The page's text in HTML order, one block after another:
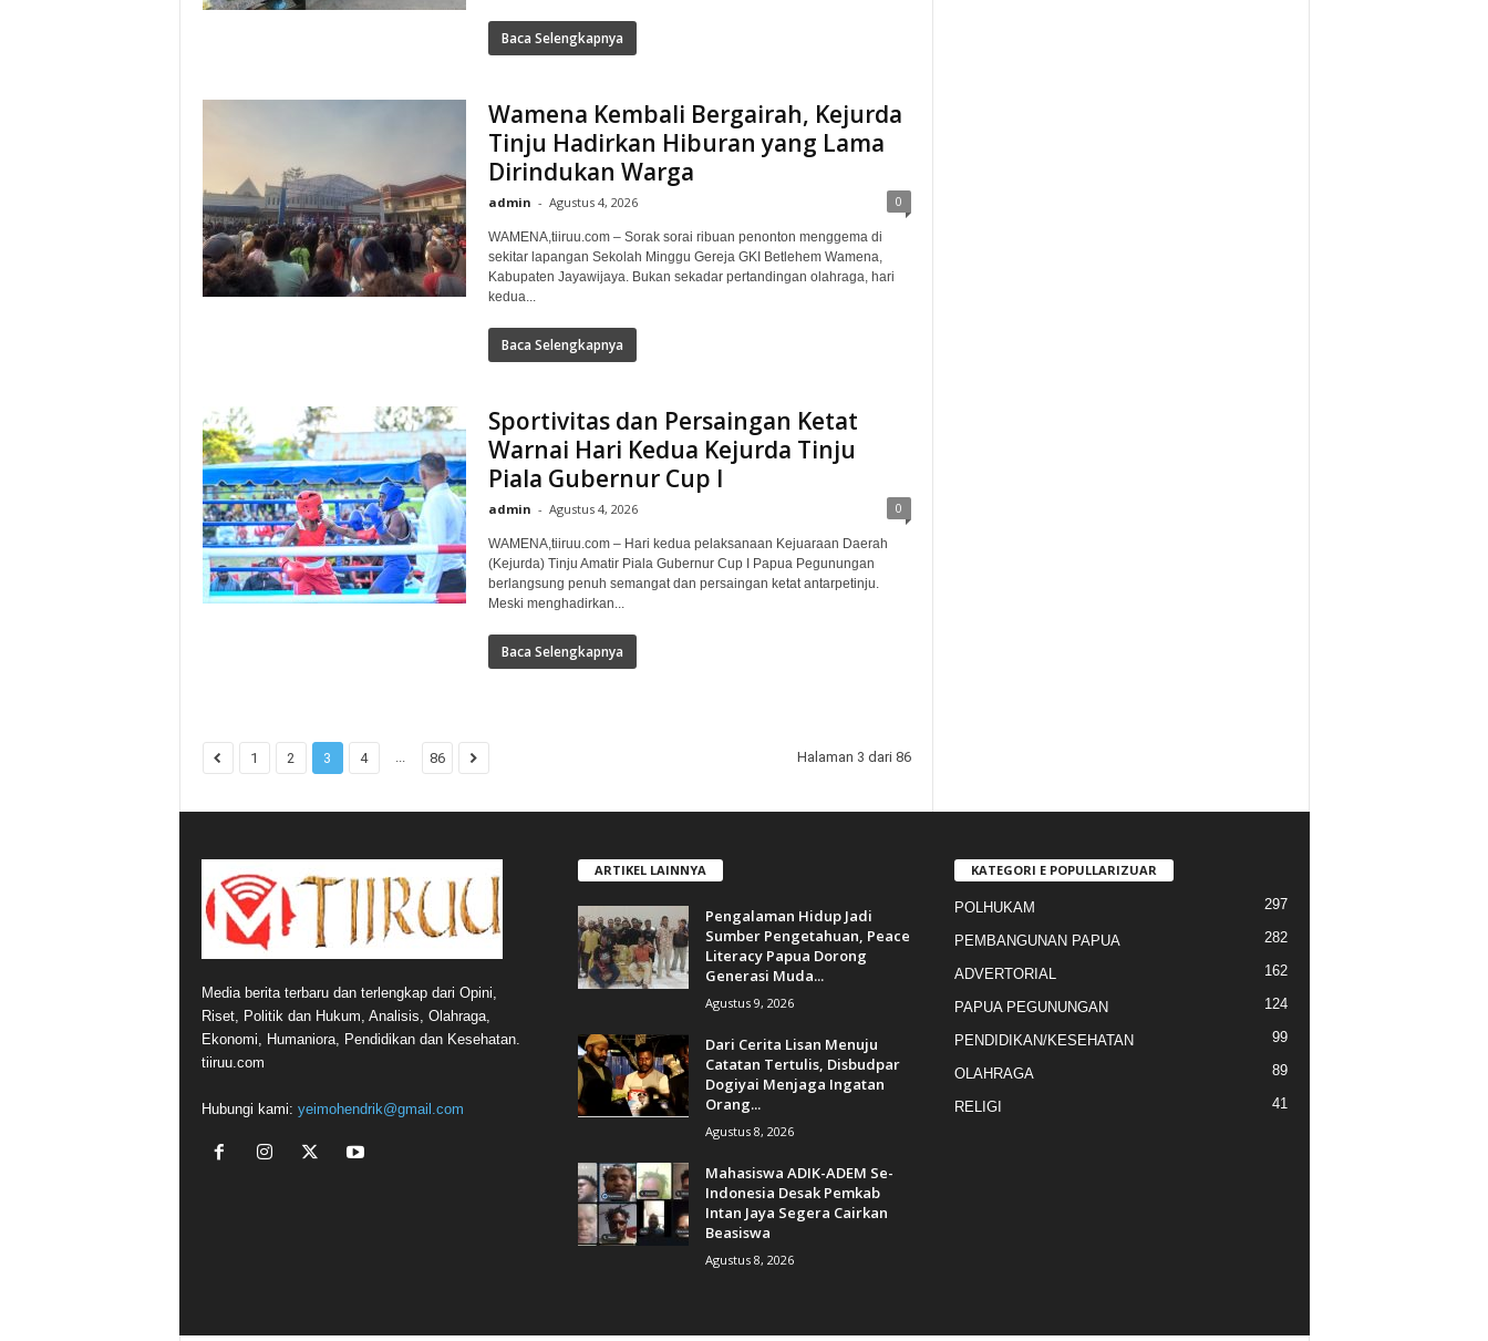
Baca Selengkapnya
Wamena Kembali Bergairah, Kejurda
Tinju Hadirkan Hiburan yang Lama
Dirindukan Warga
admin - Agustus 4, 2026 0
WAMENA,tiiruu.com – Sorak sorai ribuan penonton menggema di
sekitar lapangan Sekolah Minggu Gereja GKI Betlehem Wamena,
Kabupaten Jayawijaya. Bukan sekadar pertandingan olahraga, hari
kedua...
Baca Selengkapnya
Sportivitas dan Persaingan Ketat
Warnai Hari Kedua Kejurda Tinju
Piala Gubernur Cup I
admin - Agustus 4, 2026 0
WAMENA,tiiruu.com – Hari kedua pelaksanaan Kejuaraan Daerah
(Kejurda) Tinju Amatir Piala Gubernur Cup I Papua Pegunungan
berlangsung penuh semangat dan persaingan ketat antarpetinju.
Meski menghadirkan...
Baca Selengkapnya
1 2 3 4 ... 86 Halaman 3 dari 86
Media berita terbaru dan terlengkap dari Opini,
Riset, Politik dan Hukum, Analisis, Olahraga,
Ekonomi, Humaniora, Pendidikan dan Kesehatan.
tiiruu.com
Hubungi kami: yeimohendrik@gmail.com
ARTIKEL LAINNYA
Pengalaman Hidup Jadi
Sumber Pengetahuan, Peace
Literacy Papua Dorong
Generasi Muda...
Agustus 9, 2026
Dari Cerita Lisan Menuju
Catatan Tertulis, Disbudpar
Dogiyai Menjaga Ingatan
Orang...
Agustus 8, 2026
Mahasiswa ADIK-ADEM Se-
Indonesia Desak Pemkab
Intan Jaya Segera Cairkan
Beasiswa
Agustus 8, 2026
KATEGORI E POPULLARIZUAR
POLHUKAM 297
PEMBANGUNAN PAPUA 282
ADVERTORIAL 162
PAPUA PEGUNUNGAN 124
PENDIDIKAN/KESEHATAN 99
OLAHRAGA 89
RELIGI 41